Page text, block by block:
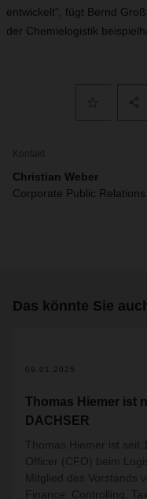
entwickelt“, fügt Bernd
der Chemielogistik
Kontakt
Christian Weber
Corporate Public Relations
Das könnte Sie
09.01.2025
Thomas Hiemer ist
DACHSER
Thomas Hiemer ist seit
Officer (CFO) beim
Mitglied des Vorstands
Finance, Controlling,